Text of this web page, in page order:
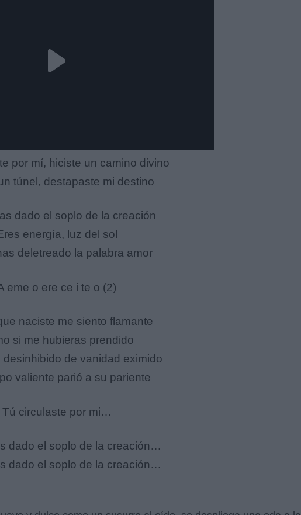
por mí, hiciste un camino divino
túnel, destapaste mi destino
dado el soplo de la creación
energía, luz del sol
deletreado la palabra amor
eme o ere ce i te o (2)
naciste me siento flamante
si me hubieras prendido
desinhibido de vanidad eximido
valiente parió a su pariente
Tú circulaste por mi…
dado el soplo de la creación…
dado el soplo de la creación…